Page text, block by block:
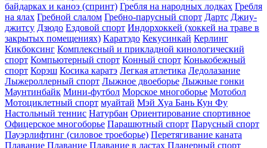
байдарках и каноэ (спринт) Гребля на народных лодках Гребля
на ялах Гребной слалом Гребно-парусный спорт Дартс Джиу-
джитсу Дзюдо Ездовой спорт Индорхоккей (хоккей на траве в
закрытых помещениях) Каратэдо Кекусинкай Керлинг
Кикбоксинг Комплексный и прикладной кинологический
спорт Компьютерный спорт Конный спорт Конькобежный
спорт Корэш Косика каратэ Легкая атлетика Ледолазание
Лыжероллерный спорт Лыжное двоеборье Лыжные гонки
Маунтинбайк Мини-футбол Морское многоборье Мотобол
Мотоциклетный спорт муайтай Мэй Хуа Бань Кун Фу
Настольный теннис Натурбан Ориентирование cпортивное
Офицерское многоборье Парашютный спорт Парусный спорт
Пауэрлифтинг (силовое троеборье) Перетягивание каната
Плавание Плавание Плавание в ластах Планерный спорт